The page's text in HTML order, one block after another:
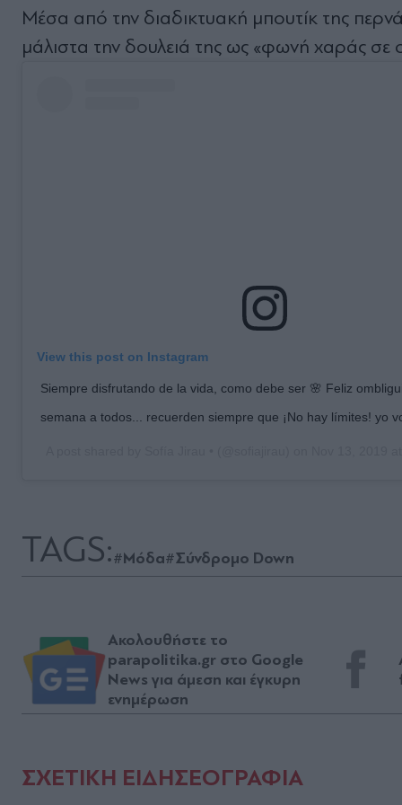
Μέσα από την διαδικτυακή μπουτίκ της
μάλιστα την δουλειά της ως «φωνή χαράς
View this post on Instagram
Siempre disfrutando de la vida, como debe ser 🌸 Feliz
semana a todos... recuerden siempre que ¡No hay límites! yo
TAGS:#Μόδα#Σύνδρομο Down
Ακολουθήστε το
parapolitika.gr στο Google
News για άμεση και έγκυρη
ενημέρωση
ΣΧΕΤΙΚΗ ΕΙΔΗΣΕΟΓΡΑΦΙΑ